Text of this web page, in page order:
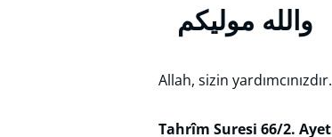
والله موليكم
Allah, sizin yardımcınızdır.
Tahrîm Suresi 66/2. Ayet